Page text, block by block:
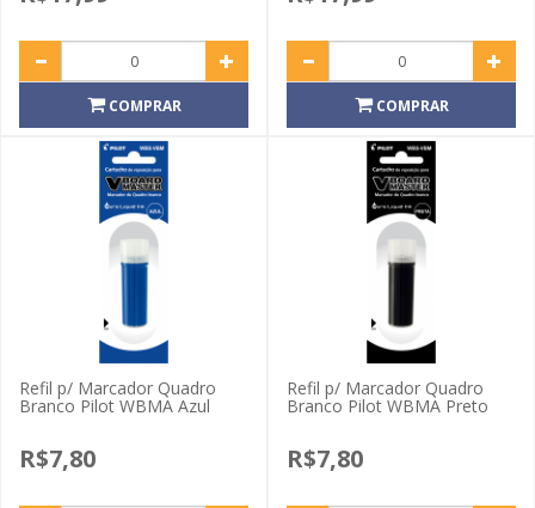
COMPRAR COMPRAR
Refil p/ Marcador Quadro
Branco Pilot WBMA Azul
R$7,80
Refil p/ Marcador Quadro
Branco Pilot WBMA Preto
R$7,80